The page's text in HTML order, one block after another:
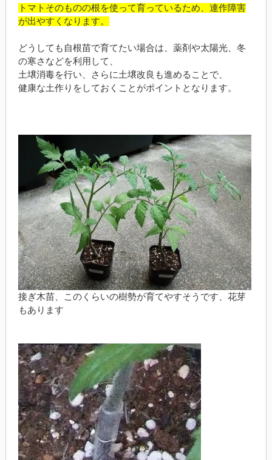
トマトそのものの根を使って育っているため、連作障害
が出やすくなります。
どうしても自根苗で育てたい場合は、薬剤や太陽光、冬
の寒さなどを利用して、
土壌消毒を行い、さらに土壌改良も進めることで、
健康な土作りをしておくことがポイントとなります。
接ぎ木苗、このくらいの樹勢が育てやすそうです、花芽
もあります